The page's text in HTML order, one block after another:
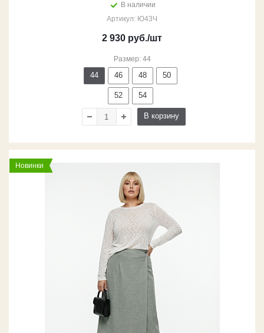
В наличии
Артикул: Ю43Ч
2 930 руб./шт
Размер: 44
44 46 48 50
52 54
В корзину
Новинки